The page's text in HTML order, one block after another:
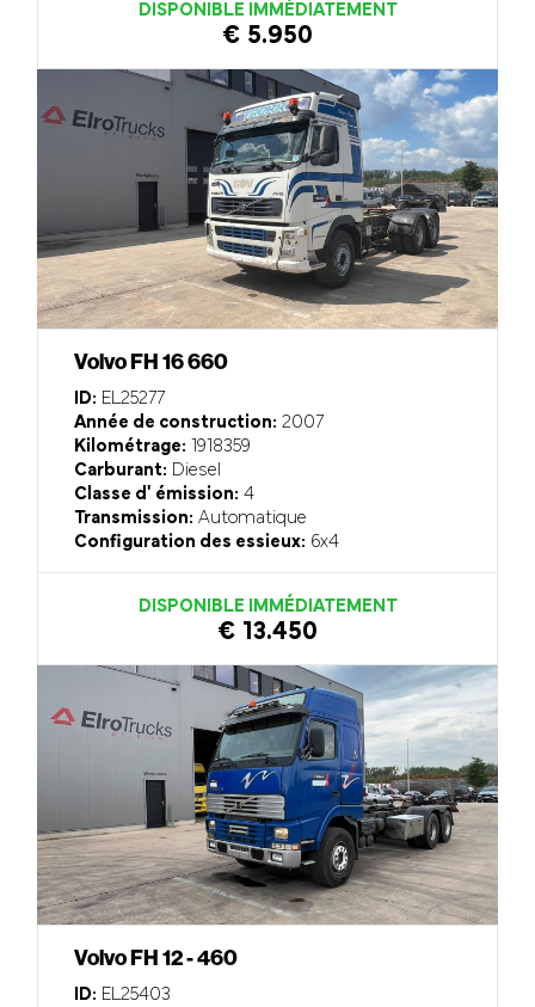
DISPONIBLE IMMÉDIATEMENT
€ 5.950
Volvo FH 16 660
ID: EL25277
Année de construction: 2007
Kilométrage: 1918359
Carburant: Diesel
Classe d' émission: 4
Transmission: Automatique
Configuration des essieux: 6x4
DISPONIBLE IMMÉDIATEMENT
€ 13.450
Volvo FH 12 - 460
ID: EL25403